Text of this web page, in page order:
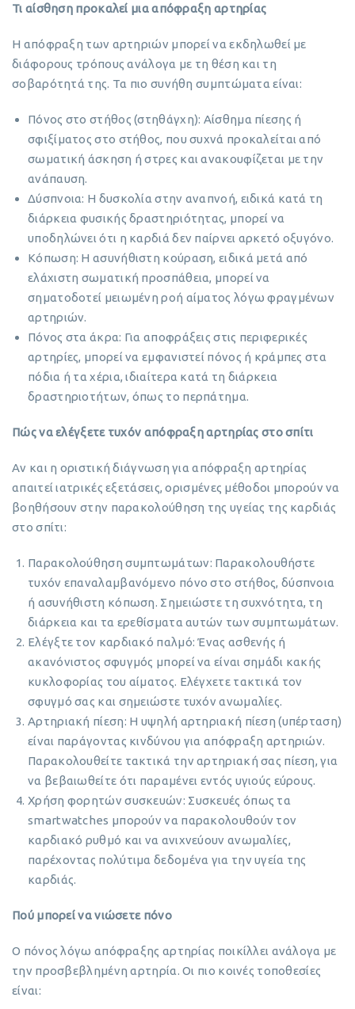
Τι αίσθηση προκαλεί μια απόφραξη αρτηρίας
Η απόφραξη των αρτηριών μπορεί να εκδηλωθεί με
διάφορους τρόπους ανάλογα με τη θέση και τη
σοβαρότητά της. Τα πιο συνήθη συμπτώματα είναι:
Πόνος στο στήθος (στηθάγχη): Αίσθημα πίεσης ή
σφιξίματος στο στήθος, που συχνά προκαλείται από
σωματική άσκηση ή στρες και ανακουφίζεται με την
ανάπαυση.
Δύσπνοια: Η δυσκολία στην αναπνοή, ειδικά κατά τη
διάρκεια φυσικής δραστηριότητας, μπορεί να
υποδηλώνει ότι η καρδιά δεν παίρνει αρκετό οξυγόνο.
Κόπωση: Η ασυνήθιστη κούραση, ειδικά μετά από
ελάχιστη σωματική προσπάθεια, μπορεί να
σηματοδοτεί μειωμένη ροή αίματος λόγω φραγμένων
αρτηριών.
Πόνος στα άκρα: Για αποφράξεις στις περιφερικές
αρτηρίες, μπορεί να εμφανιστεί πόνος ή κράμπες στα
πόδια ή τα χέρια, ιδιαίτερα κατά τη διάρκεια
δραστηριοτήτων, όπως το περπάτημα.
Πώς να ελέγξετε τυχόν απόφραξη αρτηρίας στο σπίτι
Αν και η οριστική διάγνωση για απόφραξη αρτηρίας
απαιτεί ιατρικές εξετάσεις, ορισμένες μέθοδοι μπορούν να
βοηθήσουν στην παρακολούθηση της υγείας της καρδιάς
στο σπίτι:
Παρακολούθηση συμπτωμάτων: Παρακολουθήστε
τυχόν επαναλαμβανόμενο πόνο στο στήθος, δύσπνοια
ή ασυνήθιστη κόπωση. Σημειώστε τη συχνότητα, τη
διάρκεια και τα ερεθίσματα αυτών των συμπτωμάτων.
Ελέγξτε τον καρδιακό παλμό: Ένας ασθενής ή
ακανόνιστος σφυγμός μπορεί να είναι σημάδι κακής
κυκλοφορίας του αίματος. Ελέγχετε τακτικά τον
σφυγμό σας και σημειώστε τυχόν ανωμαλίες.
Αρτηριακή πίεση: Η υψηλή αρτηριακή πίεση (υπέρταση)
είναι παράγοντας κινδύνου για απόφραξη αρτηριών.
Παρακολουθείτε τακτικά την αρτηριακή σας πίεση, για
να βεβαιωθείτε ότι παραμένει εντός υγιούς εύρους.
Χρήση φορητών συσκευών: Συσκευές όπως τα
smartwatches μπορούν να παρακολουθούν τον
καρδιακό ρυθμό και να ανιχνεύουν ανωμαλίες,
παρέχοντας πολύτιμα δεδομένα για την υγεία της
καρδιάς.
Πού μπορεί να νιώσετε πόνο
Ο πόνος λόγω απόφραξης αρτηρίας ποικίλλει ανάλογα με
την προσβεβλημένη αρτηρία. Οι πιο κοινές τοποθεσίες
είναι: